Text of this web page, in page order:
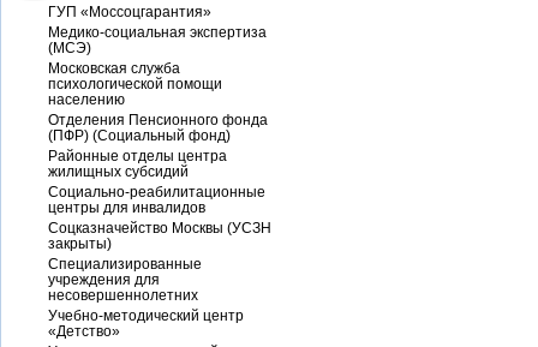
ГУП «Моссоцгарантия»
Медико-социальная экспертиза
(МСЭ)
Московская служба
психологической помощи
населению
Отделения Пенсионного фонда
(ПФР) (Социальный фонд)
Районные отделы центра
жилищных субсидий
Социально-реабилитационные
центры для инвалидов
Соцказначейство Москвы (УСЗН
закрыты)
Специализированные
учреждения для
несовершеннолетних
Учебно-методический центр
«Детство»